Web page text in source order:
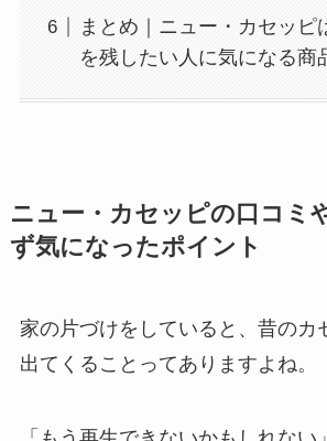
まとめ｜ニュー・カセッピ
を残したい人に気になる商
ニュー・カセッピの口コミ
ず気になったポイント
家の片づけをしていると、昔のカ
出てくることってありますよね。